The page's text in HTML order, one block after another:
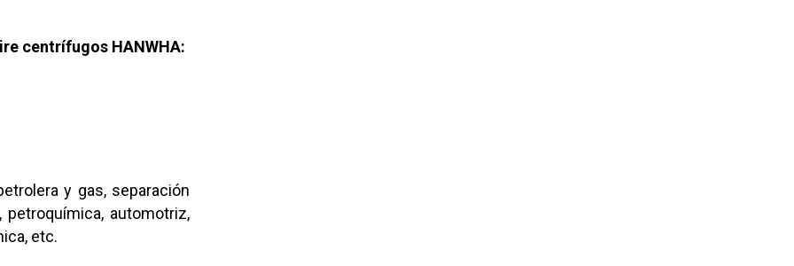
centrífugos HANWHA:
y gas, separación
petroquímica, automotriz,
etc.